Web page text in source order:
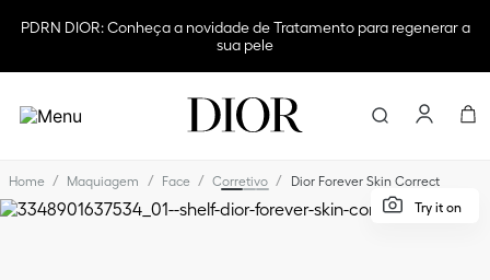
PDRN DIOR: Conheça a novidade de Tratamento para regenerar a
sua pele
Dia dos Pais: Presenteie com Dior e aproveite frete grátis em todas as
compras
Encontre
TERMOS
MAIS
Maquiagem Face Corretivo
Dior Forever Skin Correct
Try it on